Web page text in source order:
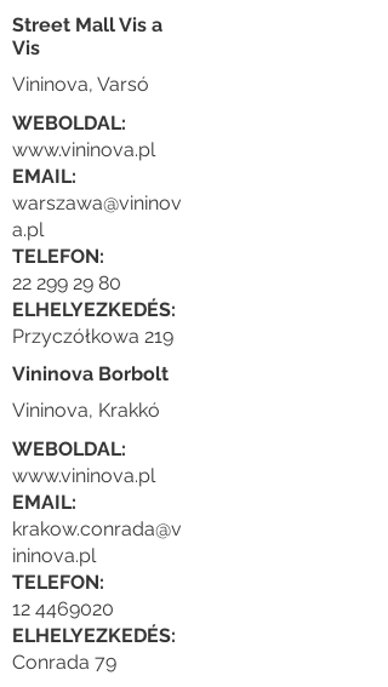
Street Mall Vis a
Vis
Vininova, Varsó
WEBOLDAL:
www.vininova.pl
EMAIL:
warszawa@vininov
a.pl
TELEFON:
22 299 29 80
ELHELYEZKEDÉS:
Przyczółkowa 219
Vininova Borbolt
Vininova, Krakkó
WEBOLDAL:
www.vininova.pl
EMAIL:
krakow.conrada@v
ininova.pl
TELEFON:
12 4469020
ELHELYEZKEDÉS:
Conrada 79